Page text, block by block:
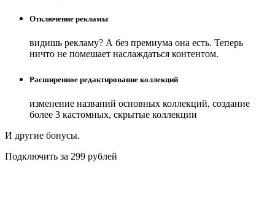
Отключение рекламы
видишь рекламу? А без премиума она есть. Теперь
ничто не помешает наслаждаться контентом.
Расширенное редактирование коллекций
изменение названий основных коллекций, создание
более 3 кастомных, скрытые коллекции
И другие бонусы.
Подключить за 299 рублей